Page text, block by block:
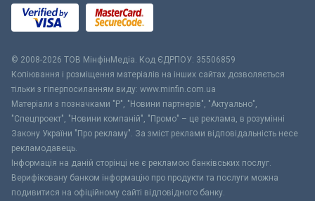
© 2008-2026 ТОВ МiнфiнМедiа. Код ЄДРПОУ: 35506859
Копіювання і розміщення матеріалів на інших сайтах дозволяється
тільки з гіперпосиланням виду: www.minfin.com.ua
Матеріали з позначками "Р", "Новини партнерів", "Актуально",
"Спецпроект", "Новини компаній", "Промо" – це реклама, в розумінні
Закону України "Про рекламу". За зміст реклами відповідальність несе
рекламодавець.
Інформація на даній сторінці не є рекламою банківських послуг.
Верифіковану банком інформацію про продукти та послуги можна
подивитися на офіційному сайті відповідного банку.